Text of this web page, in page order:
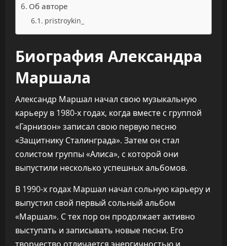
Об авторе
pristroykin_
Биография Александра
Маршала
Александр Маршал начал свою музыкальную
карьеру в 1980-х годах, когда вместе с группой
«Гарнизон» записал свою первую песню
«Защитнику Сталинграда». Затем он стал
солистом группы «Алиса», с которой они
выпустили несколько успешных альбомов.
В 1990-х годах Маршал начал сольную карьеру и
выпустил свой первый сольный альбом
«Маршал». С тех пор он продолжает активно
выступать и записывать новые песни. Его